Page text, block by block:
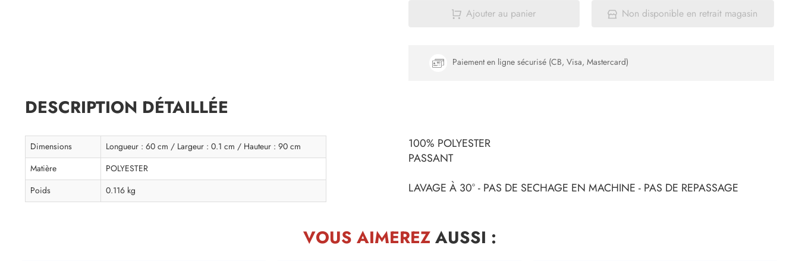
Ajouter au panier Non disponible en retrait magasin
Paiement en ligne sécurisé (CB, Visa, Mastercard)
DESCRIPTION DÉTAILLÉE
Dimensions
Longueur : 60 cm / Largeur : 0.1 cm / Hauteur : 90 cm
Matière
POLYESTER
Poids
0.116 kg
100% POLYESTER
PASSANT
LAVAGE À 30° - PAS DE SECHAGE EN MACHINE - PAS DE REPASSAGE
VOUS AIMEREZAUSSI :